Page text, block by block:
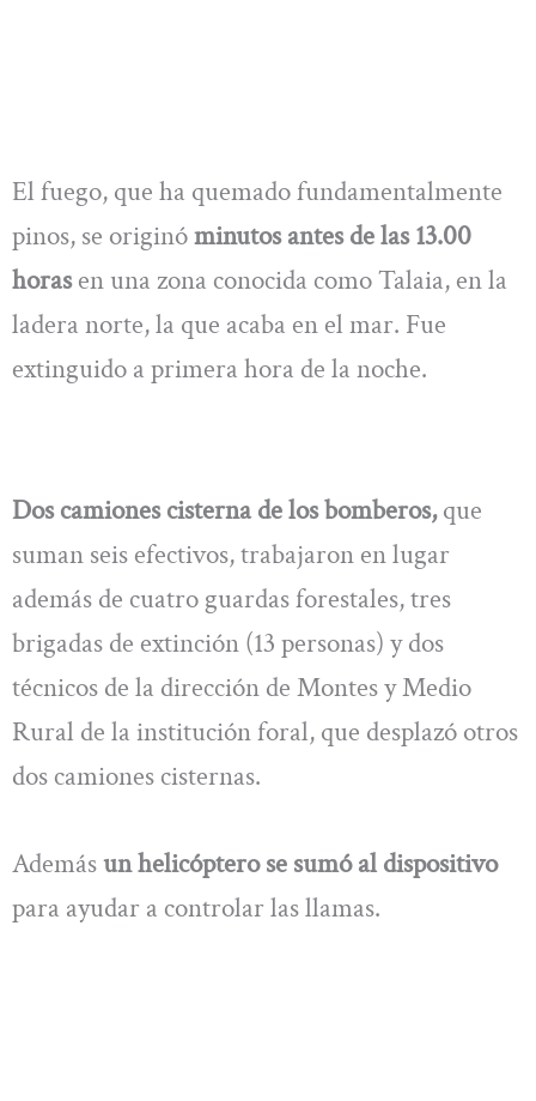
El fuego, que ha quemado fundamentalmente
pinos, se originóminutos antes de las 13.00
horasen una zona conocida como Talaia, en la
ladera norte, la que acaba en el mar. Fue
extinguido a primera hora de la noche.
Dos camiones cisterna de los bomberos,que
suman seis efectivos, trabajaron en lugar
además de cuatro guardas forestales, tres
brigadas de extinción (13 personas) y dos
técnicos de la dirección de Montes y Medio
Rural de la institución foral, que desplazó otros
dos camiones cisternas.
Ademásun helicóptero se sumó al dispositivo
para ayudar a controlar las llamas.